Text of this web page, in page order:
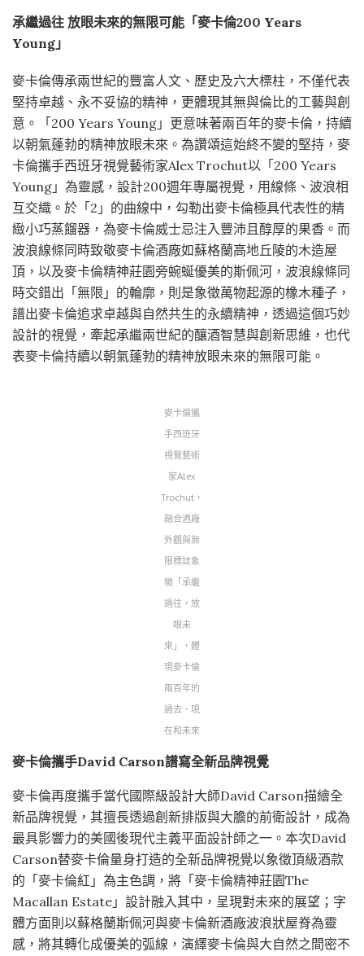
承繼過往 放眼未來的無限可能「麥卡倫200 Years
Young 」
麥卡倫傳承兩世紀的豐富人文、歷史及六大標柱，不僅代表
堅持卓越、永不妥協的精神，更體現其無與倫比的工藝與創
意。「200 Years Young」更意味著兩百年的麥卡倫，持續
以朝氣蓬勃的精神放眼未來。為讚頌這始終不變的堅持，麥
卡倫攜手西班牙視覺藝術家Alex Trochut以「200 Years
Young」為靈感，設計200週年專屬視覺，用線條、波浪相
互交織。於「2」的曲線中，勾勒出麥卡倫極具代表性的精
緻小巧蒸餾器，為麥卡倫威士忌注入豐沛且醇厚的果香。而
波浪線條同時致敬麥卡倫酒廠如蘇格蘭高地丘陵的木造屋
頂，以及麥卡倫精神莊園旁蜿蜒優美的斯佩河，波浪線條同
時交錯出「無限」的輪廓，則是象徵萬物起源的橡木種子，
譜出麥卡倫追求卓越與自然共生的永續精神，透過這個巧妙
設計的視覺，牽起承繼兩世紀的釀酒智慧與創新思維，也代
表麥卡倫持續以朝氣蓬勃的精神放眼未來的無限可能。
麥卡倫攜
手西班牙
視覺藝術
家Alex
Trochut，
融合酒廠
外觀與無
限標誌象
徵「承繼
過往，放
眼未
來」，體
現麥卡倫
兩百年的
過去、現
在和未來
麥卡倫攜手David Carson譜寫全新品牌視覺
麥卡倫再度攜手當代國際級設計大師David Carson描繪全
新品牌視覺，其擅長透過創新排版與大膽的前衛設計，成為
最具影響力的美國後現代主義平面設計師之一。本次David
Carson替麥卡倫量身打造的全新品牌視覺以象徵頂級酒款
的「麥卡倫紅」為主色調，將「麥卡倫精神莊園The
Macallan Estate」設計融入其中，呈現對未來的展望；字
體方面則以蘇格蘭斯佩河與麥卡倫新酒廠波浪狀屋脊為靈
感，將其轉化成優美的弧線，演繹麥卡倫與大自然之間密不